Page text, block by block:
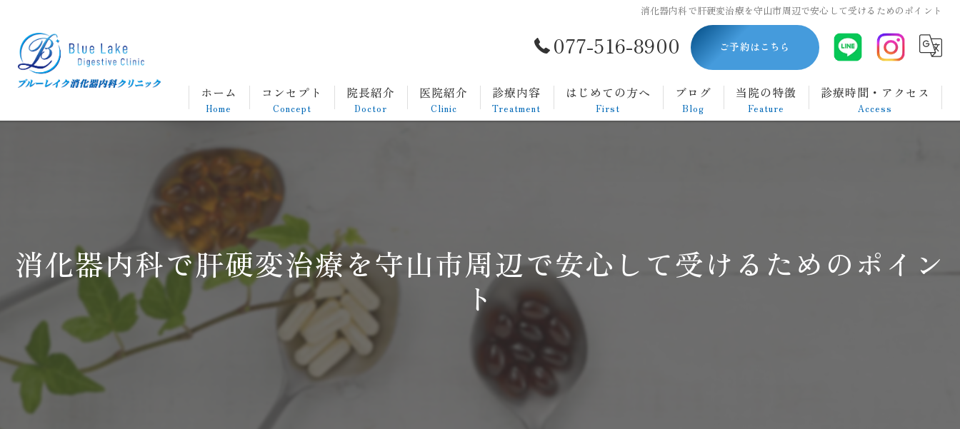
消化器内科で肝硬変治療を守山市周辺で安心して受けるためのポイント
077-516-8900 ご予約はこちら
ホーム
Home
コンセプト
Concept
院長紹介
Doctor
医院紹介
Clinic
診療内容
Treatment
消化器内科
胃カメラについて
大腸カメラについて
がん検診
はじめての方へ
First
ブログ
Blog
当院の特徴
Feature
ダイエット
診療時間・アクセス
Access
消化器内科で肝硬変治療を守山市周辺で安心して受けるためのポイン
ト